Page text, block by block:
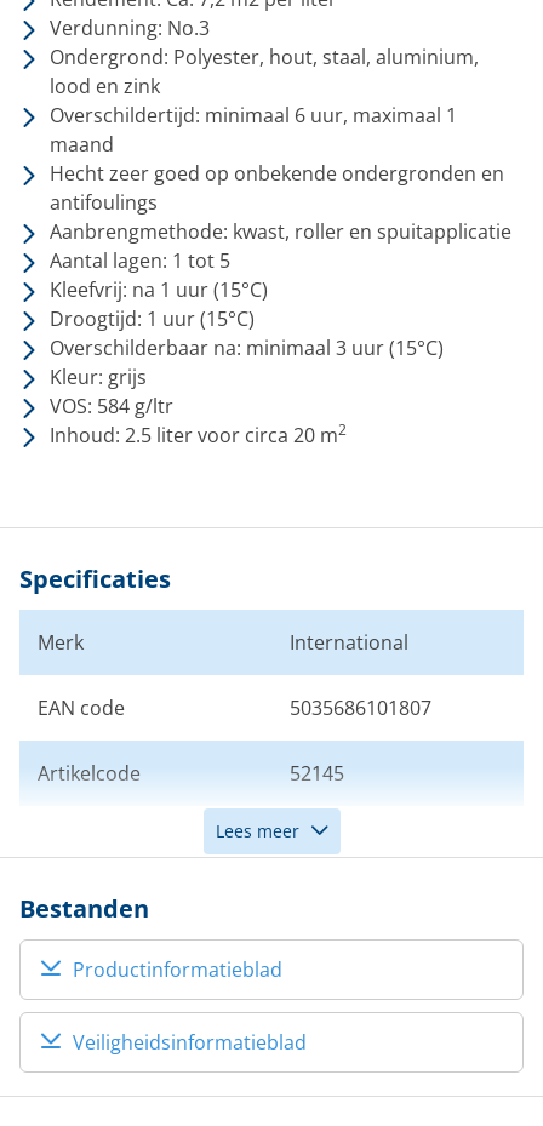
Verdunning: No.3
Ondergrond: Polyester, hout, staal, aluminium,
lood en zink
Overschildertijd: minimaal 6 uur, maximaal 1
maand
Hecht zeer goed op onbekende ondergronden en
antifoulings
Aanbrengmethode: kwast, roller en spuitapplicatie
Aantal lagen: 1 tot 5
Kleefvrij: na 1 uur(15°C)
Droogtijd: 1 uur(15°C)
Overschilderbaar na: minimaal 3 uur(15°C)
Kleur: grijs
VOS: 584 g/ltr
Inhoud: 2.5 liter voor circa 20 m2
Specificaties
Merk International
EAN code 5035686101807
Artikelcode 52145
Onder de waterlijn
Lees meer
Bestanden
Productinformatieblad
Veiligheidsinformatieblad